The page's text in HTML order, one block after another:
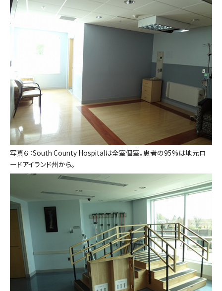
写真６：South County Hospitalは全室個室。患者の95%は地元ロ
ードアイランド州から。